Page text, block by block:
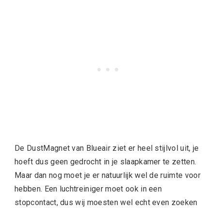
De DustMagnet van Blueair ziet er heel stijlvol uit, je
hoeft dus geen gedrocht in je slaapkamer te zetten.
Maar dan nog moet je er natuurlijk wel de ruimte voor
hebben. Een luchtreiniger moet ook in een
stopcontact, dus wij moesten wel echt even zoeken